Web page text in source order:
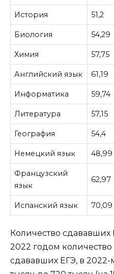
История 51,2
Биология 54,29
Химия 57,75
Английский язык 61,19
Информатика 59,74
Литература 57,15
География 54,4
Немецкий язык 48,99
Французский
язык
62,97
Испанский язык 70,09
Количество
2022 годом
сдававших ЕГЭ, в 2022-